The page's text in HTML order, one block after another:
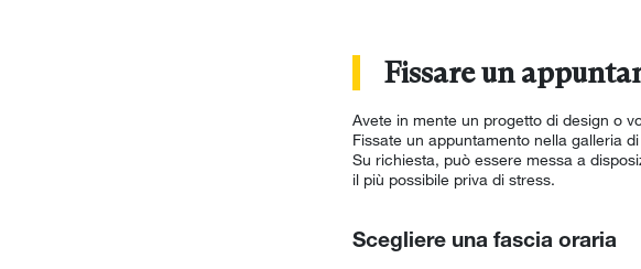
Fissare un
Avete in mente un progetto di design o
Fissate un appuntamento nella galleria
Su richiesta, può essere messa a
il più possibile priva di stress.
Scegliere una fascia oraria